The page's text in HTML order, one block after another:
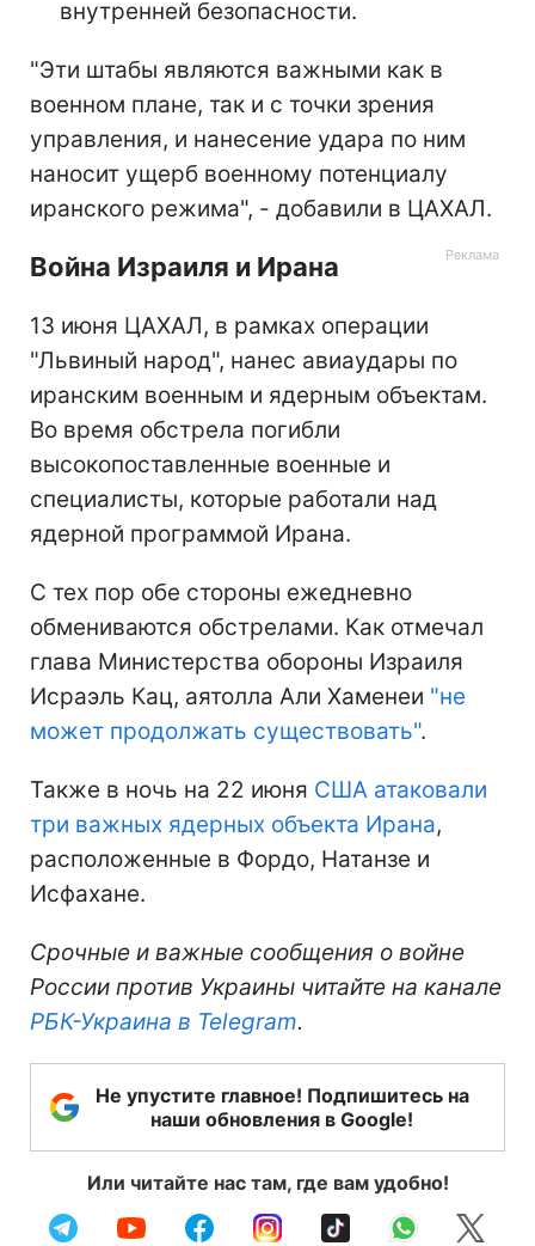
внутренней безопасности.
"Эти штабы являются важными как в
военном плане, так и с точки зрения
управления, и нанесение удара по ним
наносит ущерб военному потенциалу
иранского режима", - добавили в ЦАХАЛ.
Война Израиля и Ирана
13 июня ЦАХАЛ, в рамках операции
"Львиный народ", нанес авиаудары по
иранским военным и ядерным объектам.
Во время обстрела погибли
высокопоставленные военные и
специалисты, которые работали над
ядерной программой Ирана.
С тех пор обе стороны ежедневно
обмениваются обстрелами. Как отмечал
глава Министерства обороны Израиля
Исраэль Кац, аятолла Али Хаменеи "не
может продолжать существовать".
Также в ночь на 22 июня США атаковали
три важных ядерных объекта Ирана,
расположенные в Фордо, Натанзе и
Исфахане.
Срочные и важные сообщения о войне
России против Украины читайте на канале
РБК-Украина в Telegram.
Не упустите главное! Подпишитесь на
наши обновления в Google!
Или читайте нас там, где вам удобно!